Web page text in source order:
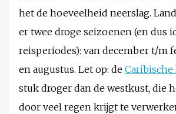
het de hoeveelheid neerslag.
er twee droge seizoenen (en dus
reisperiodes): van december t/m
en augustus. Let op: de Caribische
stuk droger dan de westkust, die
door veel regen krijgt te